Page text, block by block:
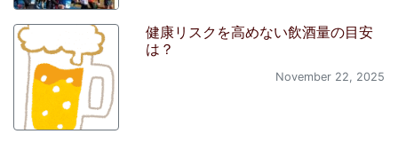
健康リスクを高めない飲酒量の目安
は？
November 22, 2025